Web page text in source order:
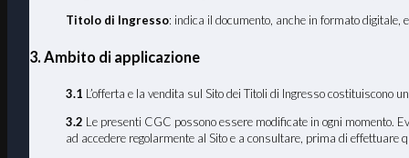
Titolo di Ingresso: indica il documento, anche in formato digitale,
3. Ambito di applicazione
3.1 L’offerta e la vendita sul Sito dei Titoli di Ingresso
3.2 Le presenti CGC possono essere modificate in ogni momento.
ad accedere regolarmente al Sito e a consultare, prima di